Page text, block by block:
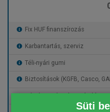
Süti
Fix HUF finanszírozás
Karbantartás, szerviz
Téli-nyári gumi
Biztosítások (KGFB, Casco,
Gépjármű- és cégautóadó